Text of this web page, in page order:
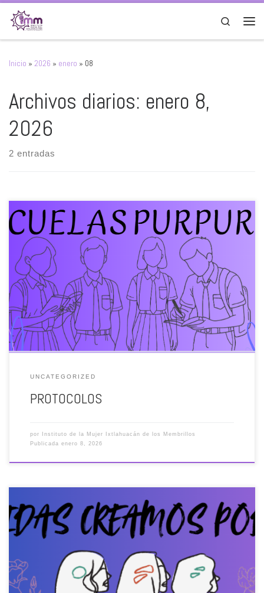
Saltar al contenido
Search
Inicio » 2026 » enero » 08
Archivos diarios: enero 8,
2026
2 entradas
Protocolo Para la Atención Integral de Mujeres Víctimas de Violencia
de Género Protocolo para prevenir atender, sancionar y erradicar los
casos de hostigamiento sexual y acoso sexual en la Administración
Pública del Estado de Jalisco. Protocolo Cero Ixtlahuacán de los
Membrillos, Jalisco.
UNCATEGORIZED
PROTOCOLOS
por
Instituto de la Mujer Ixtlahuacán de los Membrillos
Publicada enero 8, 2026
El Instituto Municipal de las Mujeres de Ixtlahuacán de los
Membrillos, Jalisco ejecuta diversas acciones y coadyuva con
diferentes sectores públicos y sociales, a fin de propiciar la igualdad
de oportunidades entre el hombre y la mujer en el ámbito productivo
y fomentar una cultura de respeto a la dignidad […]